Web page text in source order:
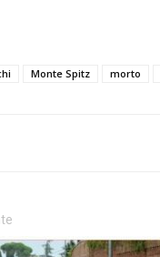
Monte Spitz morto